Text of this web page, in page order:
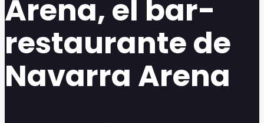
Arena, el bar-
restaurante de
Navarra Arena